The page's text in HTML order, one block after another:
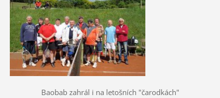
Baobab zahrál i na letošních "čarodkách"